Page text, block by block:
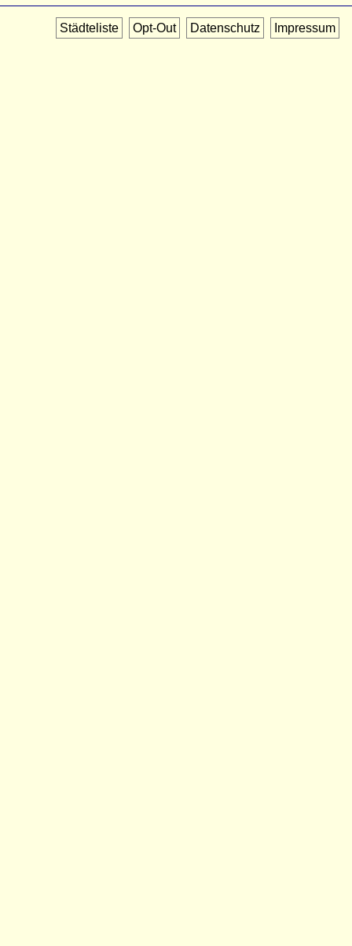
Städteliste Opt-Out Datenschutz Impressum